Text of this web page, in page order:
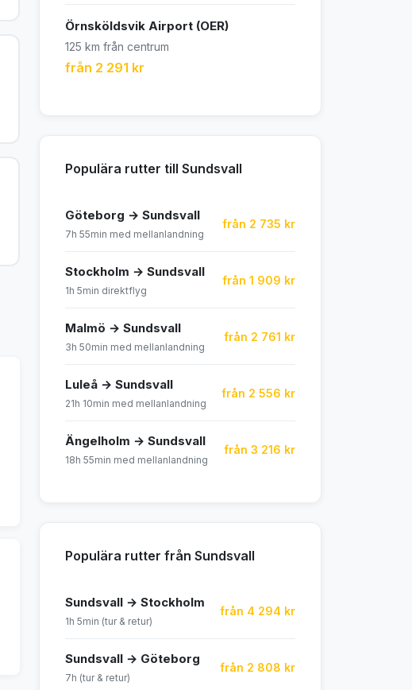
Örnsköldsvik Airport (OER)
125 km från centrum
från 2 291 kr
Populära rutter till Sundsvall
Göteborg → Sundsvall
7h 55min med mellanlandning
från 2 735 kr
Stockholm → Sundsvall
1h 5min direktflyg
från 1 909 kr
Malmö → Sundsvall
3h 50min med mellanlandning
från 2 761 kr
Luleå → Sundsvall
21h 10min med mellanlandning
från 2 556 kr
Ängelholm → Sundsvall
18h 55min med mellanlandning
från 3 216 kr
Populära rutter från Sundsvall
Sundsvall → Stockholm
1h 5min (tur & retur)
från 4 294 kr
Sundsvall → Göteborg
7h (tur & retur)
från 2 808 kr